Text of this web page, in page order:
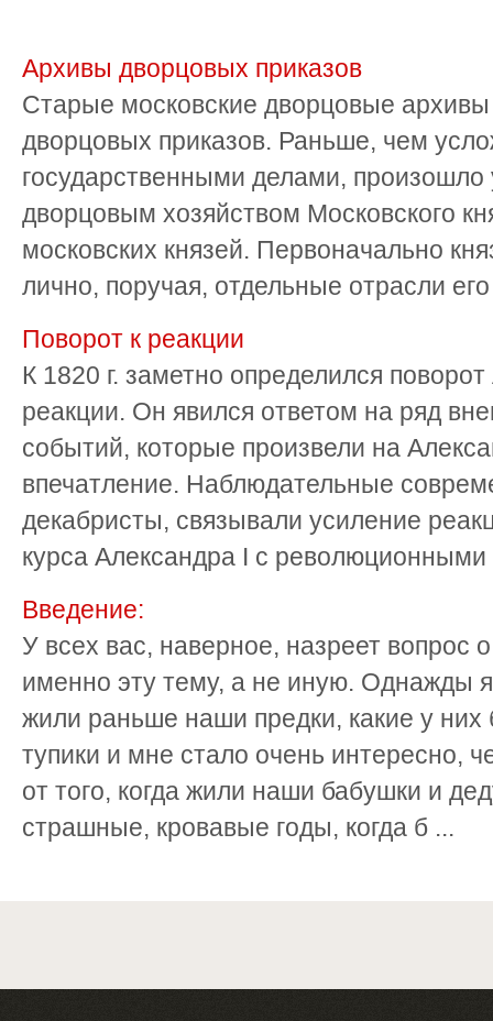
Архивы дворцовых приказов
Старые московские дворцовые
дворцовых приказов. Раньше, чем
государственными делами,
дворцовым хозяйством Московского
московских князей. Первоначально
лично, поручая, отдельные отрасли
Поворот к реакции
К 1820 г. заметно определился
реакции. Он явился ответом на ряд
событий, которые произвели на
впечатление. Наблюдательные
декабристы, связывали усиление
курса Александра I с революционными
Введение:
У всех вас, наверное, назреет вопрос
именно эту тему, а не иную. Однажды
жили раньше наши предки, какие у
тупики и мне стало очень интересно,
от того, когда жили наши бабушки и
страшные, кровавые годы, когда б ...